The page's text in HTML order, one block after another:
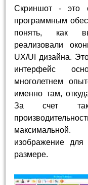
Скриншот - это
программным
понять, как
реализовали
UX/UI дизайна.
интерфейс
многолетнем
именно там,
За счет
изображение
размере.